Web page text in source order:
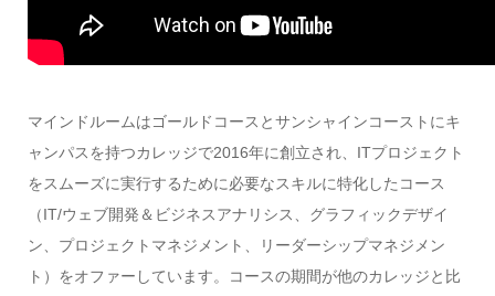
マインドルームはゴールドコースとサンシャインコーストにキ
ャンパスを持つカレッジで2016年に創立され、ITプロジェクト
をスムーズに実行するために必要なスキルに特化したコース
（IT/ウェブ開発＆ビジネスアナリシス、グラフィックデザイ
ン、プロジェクトマネジメント、リーダーシップマネジメン
ト）をオファーしています。コースの期間が他のカレッジと比